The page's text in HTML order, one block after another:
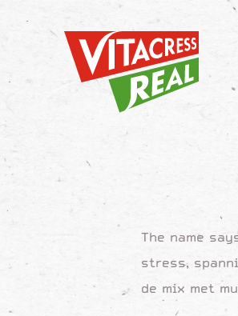
Vitacress Real
Vitacress Real
The name
stress,
de mix met